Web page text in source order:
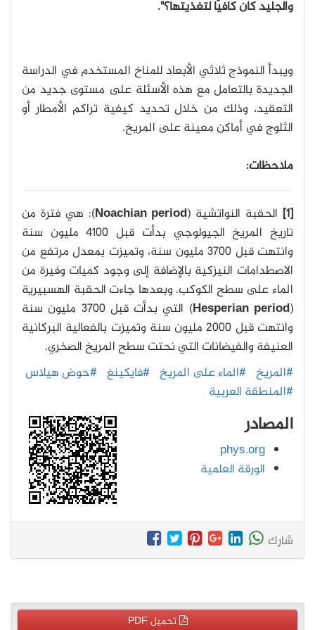
والجليد كان كافيًا لتغذيتها؟".
ويبدأ النموذج ثلاثي الأبعاد للمناخ المستخدم في الدراسة
الجديدة بالتعامل مع هذه الأسئلة على مستوى جديد من
التعقيد، وذلك من خلال تحديد كيفية تراكم الأمطار أو
الثلوج في أماكن معينة على المريخ.
ملاحظات:
[1] الحقبة النواتشية (Noachian period): هي فترة من
تاريخ المريخ الجيولوجي بدأت قبل 4100 مليون سنة
وانتهت قبل 3700 مليون سنة، وتميزت بمعدل مرتفع من
الاصطدامات النيزكية بالإضافة إلى وجود كميات وفيرة من
الماء على سطح الكوكب. وبعدها جاءت الحقبة الهسبيرية
(
Hesperian period
) التي بدأت قبل 3700 مليون سنة
وانتهت قبل 2000 مليون سنة وتميزت بالفعالية البركانية
العنيفة والفيضانات التي نحتت سطح المريخ الصخري.
#المريخ #الماء على المريخ #فايكينغ #حوض هيلاس
#المنطقة العربية
المصادر
phys.org
الورقة العلمية
شارك
تحميل PDF